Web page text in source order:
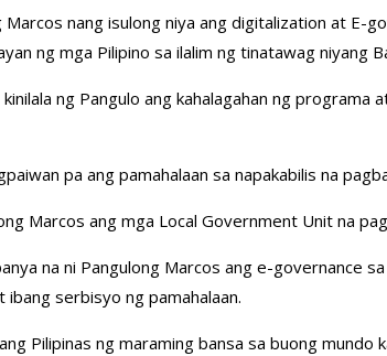
nang isulong niya ang digitalization at E-
ng mga Pilipino sa ilalim ng tinatawag niyang
ng Pangulo ang kahalagahan ng
pa ang pamahalaan sa napakabilis na
Marcos ang mga Local Government Unit na
na ni Pangulong Marcos ang e-governance
ibang serbisyo ng pamahalaan.
Pilipinas ng maraming bansa sa buong